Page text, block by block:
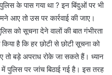
पुलिस के पास गया था ? इन बिंदुओं पर भी
आए तो उस पर कार्रवाई की जाए।
को सूचना देने वालों की बात गंभीरता
किया है कि हर छोटी से छोटी सूचना को
तो बड़े अपराध रोके जा सकते हैं। ध्यान
पुलिस पर जांच बिठाई गई है। इस तरह